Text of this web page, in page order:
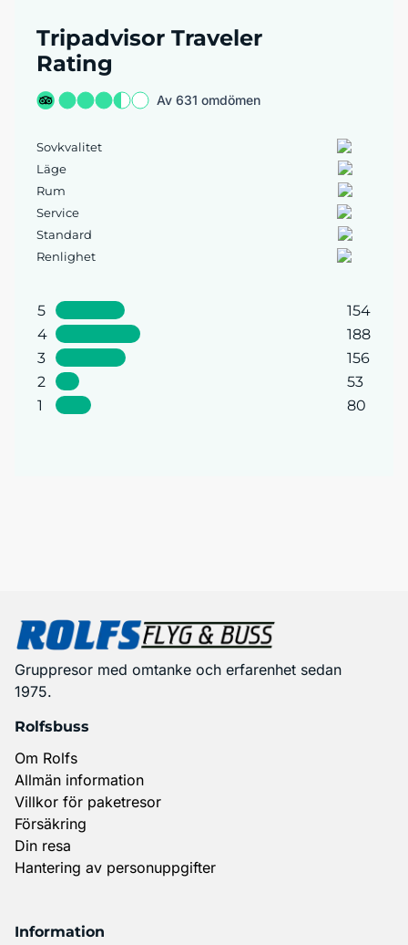
Tripadvisor Traveler
Rating
Av 631 omdömen
Sovkvalitet
Läge
Rum
Service
Standard
Renlighet
5
154
4
188
3
156
2
53
1
80
Gruppresor med omtanke och erfarenhet sedan
1975.
Rolfsbuss
Om Rolfs
Allmän information
Villkor för paketresor
Försäkring
Din resa
Hantering av personuppgifter
Information